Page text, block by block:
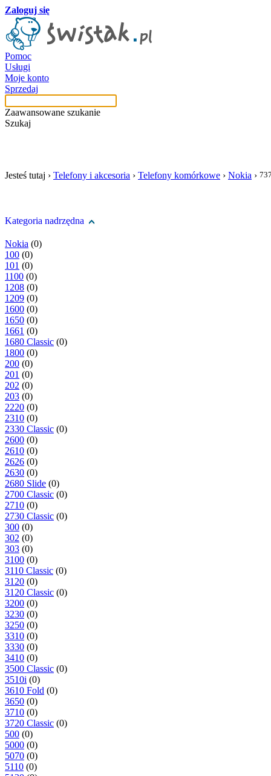
Zaloguj się
Pomoc
Usługi
Moje konto
Sprzedaj
Zaawansowane szukanie
Szukaj
Jesteś tutaj › Telefony i akcesoria › Telefony komórkowe › Nokia ›
Kategoria nadrzędna
Nokia (0)
100 (0)
101 (0)
1100 (0)
1208 (0)
1209 (0)
1600 (0)
1650 (0)
1661 (0)
1680 Classic (0)
1800 (0)
200 (0)
201 (0)
202 (0)
203 (0)
2220 (0)
2310 (0)
2330 Classic (0)
2600 (0)
2610 (0)
2626 (0)
2630 (0)
2680 Slide (0)
2700 Classic (0)
2710 (0)
2730 Classic (0)
300 (0)
302 (0)
303 (0)
3100 (0)
3110 Classic (0)
3120 (0)
3120 Classic (0)
3200 (0)
3230 (0)
3250 (0)
3310 (0)
3330 (0)
3410 (0)
3500 Classic (0)
3510i (0)
3610 Fold (0)
3650 (0)
3710 (0)
3720 Classic (0)
500 (0)
5000 (0)
5070 (0)
5110 (0)